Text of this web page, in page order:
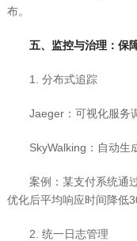
布。
五、监控与治理：保
1. 分布式追踪
Jaeger：可视化服务
SkyWalking：自动生
案例：某支付系统通
优化后平均响应时间降低
2. 统一日志管理